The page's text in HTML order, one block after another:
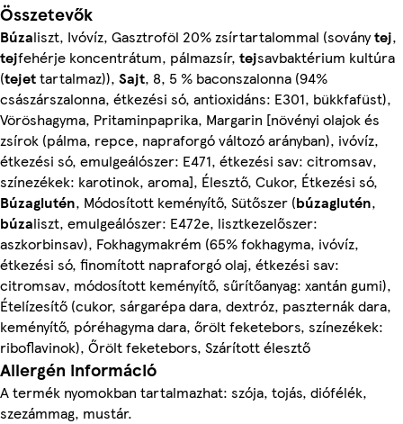
Összetevők
Búzaliszt, Ivóvíz, Gasztroföl 20% zsírtartalommal (soványtej,
tejfehérje koncentrátum, pálmazsír, tejsavbaktérium kultúra
(tejettartalmaz)), Sajt, 8, 5 % baconszalonna (94%
császárszalonna, étkezési só, antioxidáns: E301, bükkfafüst),
Vöröshagyma, Pritaminpaprika, Margarin [növényi olajok és
zsírok (pálma, repce, napraforgó változó arányban), ivóvíz,
étkezési só, emulgeálószer: E471, étkezési sav: citromsav,
színezékek: karotinok, aroma], Élesztő, Cukor, Étkezési só,
Búzaglutén, Módosított keményítő, Sütőszer (búzaglutén,
búzaliszt, emulgeálószer: E472e, lisztkezelőszer:
aszkorbinsav), Fokhagymakrém (65% fokhagyma, ivóvíz,
étkezési só, finomított napraforgó olaj, étkezési sav:
citromsav, módosított keményítő, sűrítőanyag: xantán gumi),
Ételízesítő (cukor, sárgarépa dara, dextróz, paszternák dara,
keményítő, póréhagyma dara, őrölt feketebors, színezékek:
riboflavinok), Őrölt feketebors, Szárított élesztő
Allergén információ
A termék nyomokban tartalmazhat: szója, tojás, diófélék,
szezámmag, mustár.